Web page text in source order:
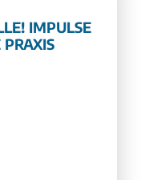
IMPULSE